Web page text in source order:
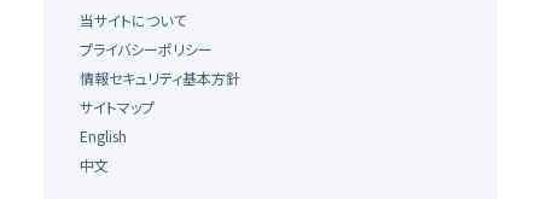
当サイトについて
プライバシーポリシー
情報セキュリティ基本方針
サイトマップ
English
中文